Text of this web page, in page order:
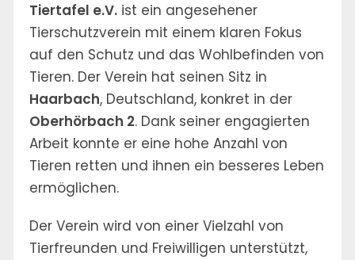
Tiertafel e.V. ist ein angesehener
Tierschutzverein mit einem klaren Fokus
auf den Schutz und das Wohlbefinden von
Tieren. Der Verein hat seinen Sitz in
Haarbach, Deutschland, konkret in der
Oberhörbach 2. Dank seiner engagierten
Arbeit konnte er eine hohe Anzahl von
Tieren retten und ihnen ein besseres Leben
ermöglichen.
Der Verein wird von einer Vielzahl von
Tierfreunden und Freiwilligen unterstützt,